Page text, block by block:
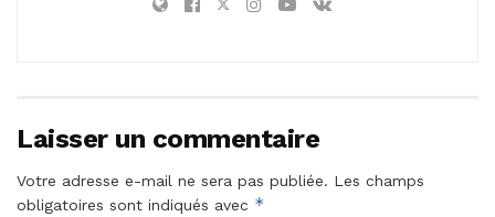
Laisser un commentaire
Votre adresse e-mail ne sera pas publiée. Les champs
obligatoires sont indiqués avec *